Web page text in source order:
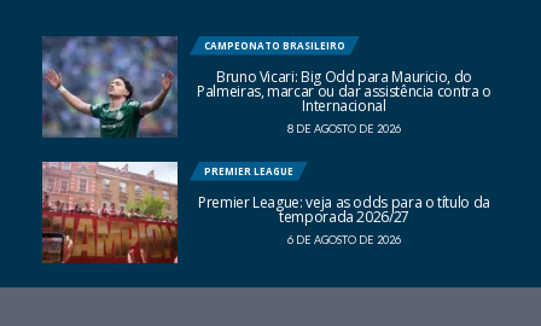
CAMPEONATO BRASILEIRO
Bruno Vicari: Big Odd para Mauricio, do
Palmeiras, marcar ou dar assistência contra o
Internacional
8 DE AGOSTO DE 2026
PREMIER LEAGUE
Premier League: veja as odds para o título da
temporada 2026/27
6 DE AGOSTO DE 2026